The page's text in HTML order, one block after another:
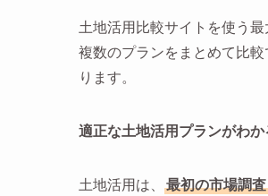
土地活用比較サイトを使う
複数のプランをまとめて比較
ります。
適正な土地活用プランがわか
土地活用は、 最初の市場調